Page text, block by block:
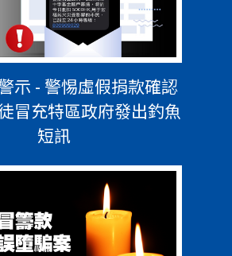
示 - 警惕虛假捐款確認
冒充特區政府發出釣魚
短訊